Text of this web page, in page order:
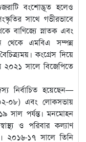
বংশোদ্ভূত হলেও
সাথে গভীরভাবে
বাণিজ্যে স্নাতক এবং
থেকে এমবিএ সম্পন্ন
কংগ্রেস দিয়ে
সালে বিজেপিতে
নির্বাচিত হয়েছেন—
০৮) এবং লোকসভায়
সাল পর্যন্ত। মনমোহন
ও পরিবার কল্যাণ
২০১৬-১৭ সালে তিনি